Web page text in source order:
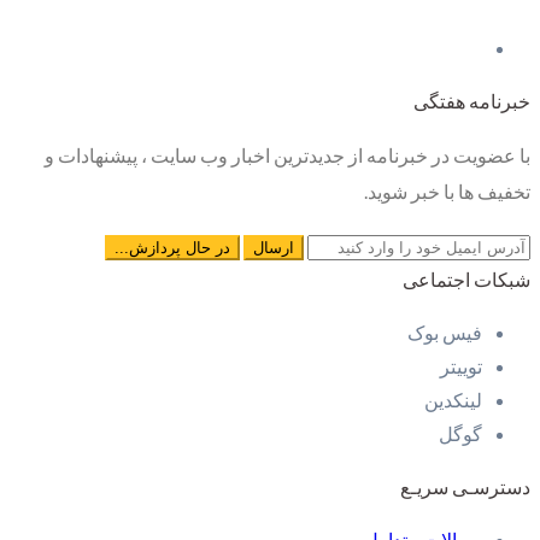
خبرنامه هفتگی
با عضویت در خبرنامه از جدیدترین اخبار وب سایت ، پیشنهادات و
تخفیف ها با خبر شوید.
شبکات اجتماعی
فیس بوک
توییتر
لینکدین
گوگل
دسترسـی سریـع